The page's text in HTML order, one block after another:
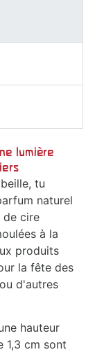
lumière
tu
naturel
de cire
à la
produits
la fête des
d'autres
hauteur
1,3 cm sont